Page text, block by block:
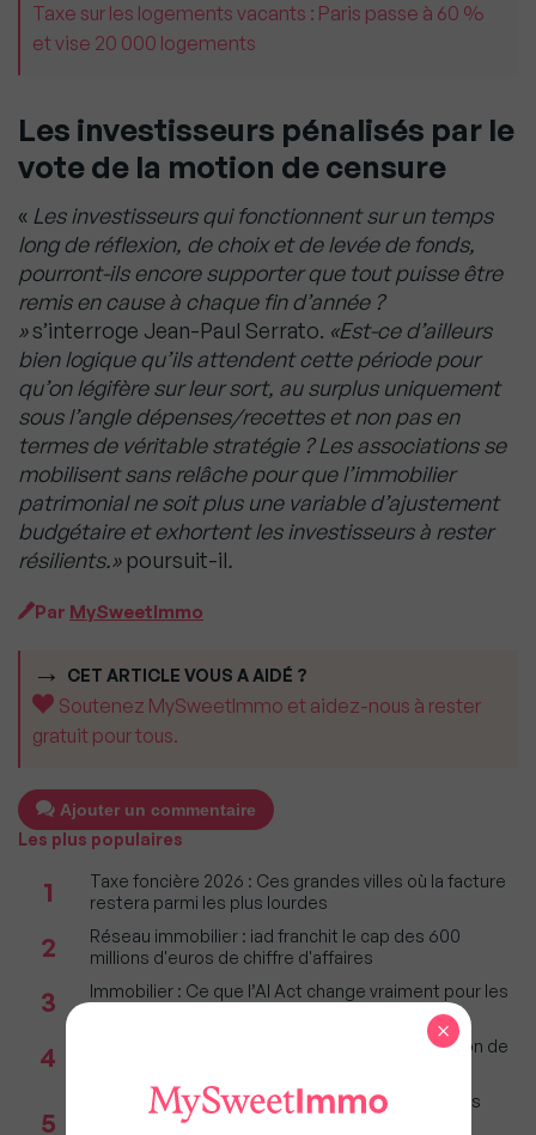
Taxe sur les logements vacants : Paris passe à 60 %
et vise 20 000 logements
Les investisseurs pénalisés par le
vote de la motion de censure
« Les investisseurs qui fonctionnent sur un temps
long de réflexion, de choix et de levée de fonds,
pourront-ils encore supporter que tout puisse être
remis en cause à chaque fin d’année ?
»s’interroge Jean-Paul Serrato. «Est-ce d’ailleurs
bien logique qu’ils attendent cette période pour
qu’on légifère sur leur sort, au surplus uniquement
sous l’angle dépenses/recettes et non pas en
termes de véritable stratégie ? Les associations se
mobilisent sans relâche pour que l’immobilier
patrimonial ne soit plus une variable d’ajustement
budgétaire et exhortent les investisseurs à rester
résilients.» poursuit-il.
Par MySweetImmo
CET ARTICLE VOUS A AIDÉ ?
Soutenez MySweetImmo et aidez-nous à rester
gratuit pour tous.
Ajouter un commentaire
Les plus populaires
1
Taxe foncière 2026 : Ces grandes villes où la facture
restera parmi les plus lourdes
2
Réseau immobilier : iad franchit le cap des 600
millions d'euros de chiffre d'affaires
3
Immobilier : Ce que l’AI Act change vraiment pour les
4
Incendies : Quels sont vos droits si votre location de
5
Marché immobilier (bilan Bien'ici) : La majorité des
studios partent désormais à la vente, pas à la
×